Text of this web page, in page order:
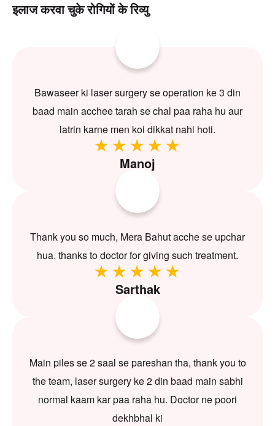
इलाज करवा चुके रोगियों के रिव्यु
Bawaseer ki laser surgery se operation ke 3 din
baad main acchee tarah se chal paa raha hu aur
latrin karne men koi dikkat nahi hoti.
Manoj
Thank you so much, Mera Bahut acche se upchar
hua. thanks to doctor for giving such treatment.
Sarthak
Main piles se 2 saal se pareshan tha, thank you to
the team, laser surgery ke 2 din baad main sabhi
normal kaam kar paa raha hu. Doctor ne poori
dekhbhal ki